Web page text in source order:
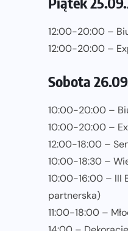
12:00-20:00 –
12:00-20:00 –
Sobota
10:00-20:00 –
10:00-20:00 –
12:00-18:00 –
10:00-18:30 –
10:00-16:00 – III
partnerska)
11:00-18:00 –